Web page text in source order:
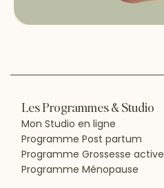
Les Programmes & Studio
Mon Studio en ligne
Programme Post partum
Programme Grossesse active
Programme Ménopause